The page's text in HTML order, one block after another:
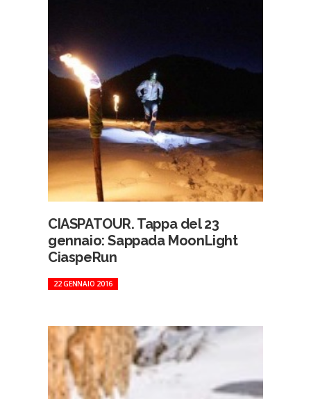
CIASPATOUR. Tappa del 23
gennaio: Sappada MoonLight
CiaspeRun
22 GENNAIO 2016